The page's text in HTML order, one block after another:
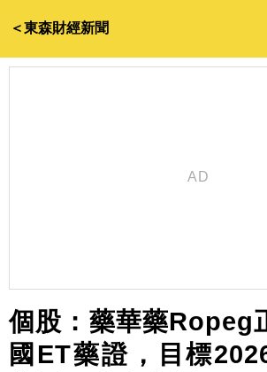
＜東森財經新聞
個股：藥華藥Ropeg
國ET藥證，目標